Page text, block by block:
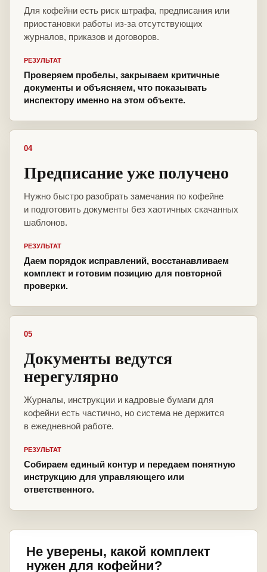
Для кофейни есть риск штрафа, предписания или
приостановки работы из-за отсутствующих
журналов, приказов и договоров.
РЕЗУЛЬТАТ
Проверяем пробелы, закрываем критичные
документы и объясняем, что показывать
инспектору именно на этом объекте.
04
Предписание уже получено
Нужно быстро разобрать замечания по кофейне
и подготовить документы без хаотичных скачанных
шаблонов.
РЕЗУЛЬТАТ
Даем порядок исправлений, восстанавливаем
комплект и готовим позицию для повторной
проверки.
05
Документы ведутся
нерегулярно
Журналы, инструкции и кадровые бумаги для
кофейни есть частично, но система не держится
в ежедневной работе.
РЕЗУЛЬТАТ
Собираем единый контур и передаем понятную
инструкцию для управляющего или
ответственного.
Не уверены, какой комплект
нужен для кофейни?